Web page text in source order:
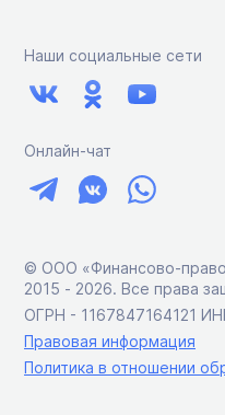
Наши социальные сети
Онлайн-чат
© ООО «Финансово-
2015 ‑ 2026. Все права
ОГРН - 1167847164121
Правовая информация
Политика в отношении